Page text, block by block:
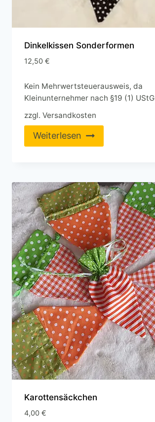
Dinkelkissen Sonderformen
12,50 €
Kein Mehrwertsteuerausweis, da
Kleinunternehmer nach §19 (1) UStG
zzgl. Versandkosten
Weiterlesen
Karottensäckchen
4,00 €